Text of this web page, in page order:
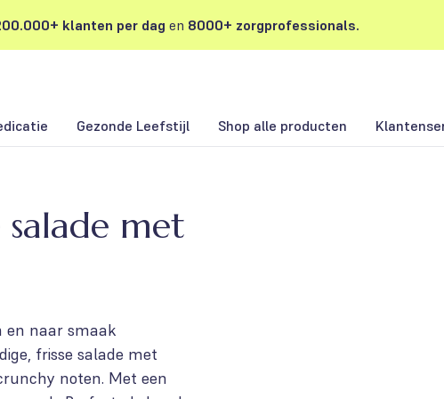
klanten per dag en 8000+ zorgprofessionals.
Gezonde Leefstijl Shop alle producten
met
en naar smaak
frisse salade met
noten. Met een